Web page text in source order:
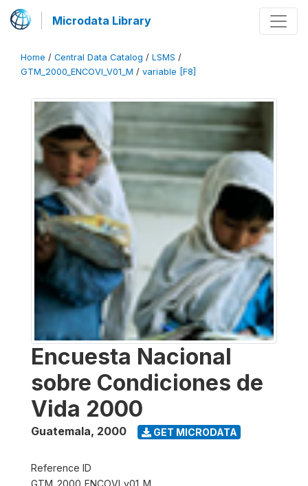
Microdata Library
Home / Central Data Catalog / LSMS /
GTM_2000_ENCOVI_V01_M / variable [F8]
Encuesta Nacional
sobre Condiciones de
Vida 2000
Guatemala, 2000 GET MICRODATA
Reference ID
GTM_2000_ENCOVI_v01_M